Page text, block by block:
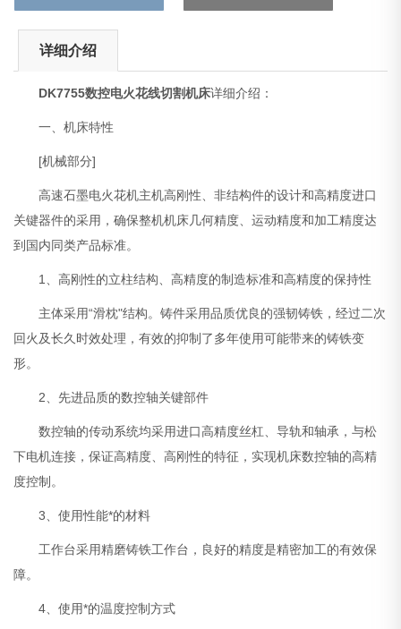
详细介绍
DK7755数控电火花线切割机床详细介绍：
一、机床特性
[机械部分]
高速石墨电火花机主机高刚性、非结构件的设计和高精度进口
关键器件的采用，确保整机机床几何精度、运动精度和加工精度达
到国内同类产品标准。
1、高刚性的立柱结构、高精度的制造标准和高精度的保持性
主体采用“滑枕"结构。铸件采用品质优良的强韧铸铁，经过二次
回火及长久时效处理，有效的抑制了多年使用可能带来的铸铁变
形。
2、先进品质的数控轴关键部件
数控轴的传动系统均采用进口高精度丝杠、导轨和轴承，与松
下电机连接，保证高精度、高刚性的特征，实现机床数控轴的高精
度控制。
3、使用性能*的材料
工作台采用精磨铸铁工作台，良好的精度是精密加工的有效保
障。
4、使用*的温度控制方式